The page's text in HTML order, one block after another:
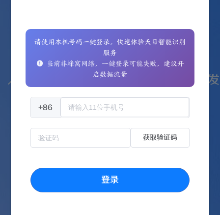
人民网传播内容认知全国重点实验室研发
请使用本机号码一键登录，快速体验天目智能识别
服务
当前非蜂窝网络，一键登录可能失败，建议开
启数据流量
+86
获取验证码
登录